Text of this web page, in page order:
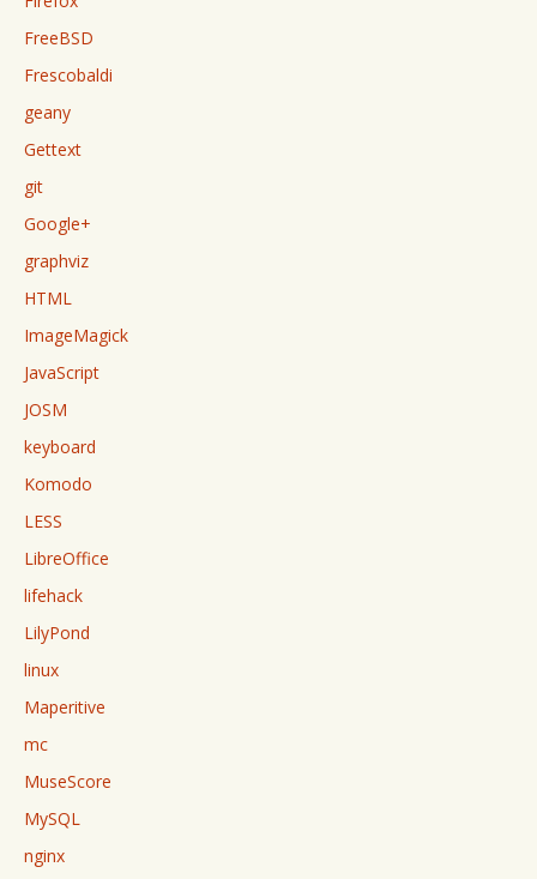
FreeBSD
Frescobaldi
geany
Gettext
git
Google+
graphviz
HTML
ImageMagick
JavaScript
JOSM
keyboard
Komodo
LESS
LibreOffice
lifehack
LilyPond
linux
Maperitive
mc
MuseScore
MySQL
nginx